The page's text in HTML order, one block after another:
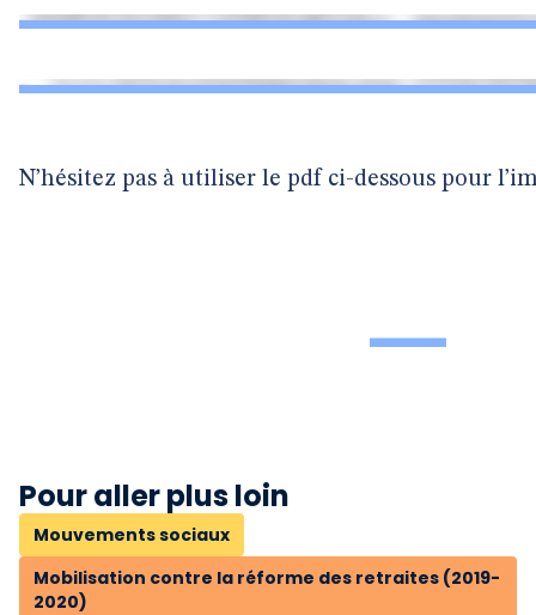
N’hésitez pas à utiliser le pdf ci-dessous pour
Pour aller plus loin
Mouvements sociaux
Mobilisation contre la réforme des retraites (2019-
2020)